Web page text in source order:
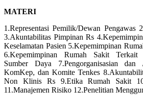
MATERI
1.Representasi Pemilik/Dewan Pengawas
3.Akuntabilitas Pimpinan Rs
Keselamatan Pasien 5.Kepemimpinan
6.Kepemimpinan Rumah Sakit Terkait
Sumber Daya 7.Pengorganisasian dan
KomKep, dan Komite Tenkes
Non Klinis Rs 9.Etika Rumah Sakit
11.Manajemen Risiko 12.Penelitian